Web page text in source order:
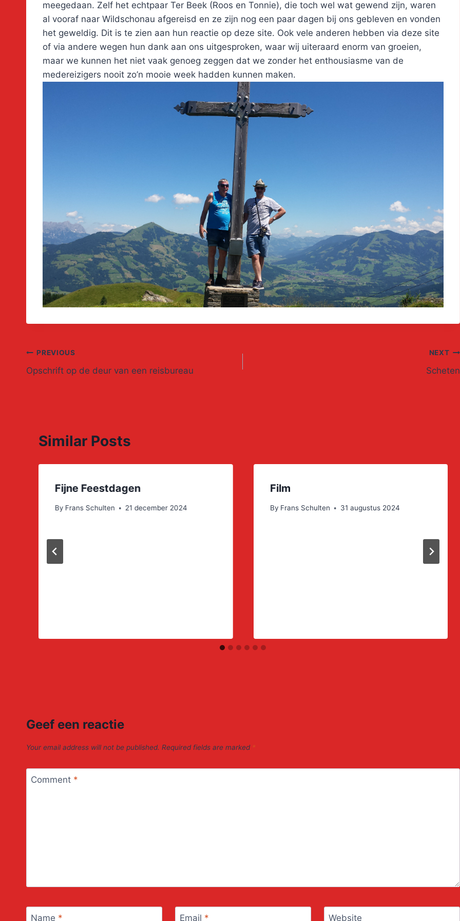
meegedaan. Zelf het echtpaar Ter Beek (Roos en Tonnie), die toch wel wat gewend zijn, waren
al vooraf naar Wildschonau afgereisd en ze zijn nog een paar dagen bij ons gebleven en vonden
het geweldig. Dit is te zien aan hun reactie op deze site. Ook vele anderen hebben via deze site
of via andere wegen hun dank aan ons uitgesproken, waar wij uiteraard enorm van groeien,
maar we kunnen het niet vaak genoeg zeggen dat we zonder het enthousiasme van de
medereizigers nooit zo’n mooie week hadden kunnen maken.
Post
navigation
PREVIOUS
Opschrift op de deur van een reisbureau
NEXT
Scheten
Similar Posts
Fijne Feestdagen
By Frans Schulten 21 december 2024
Film
By Frans Schulten 31 augustus 2024
Geef een reactie
Your email address will not be published. Required fields are marked *
Comment *
Name * Email * Website